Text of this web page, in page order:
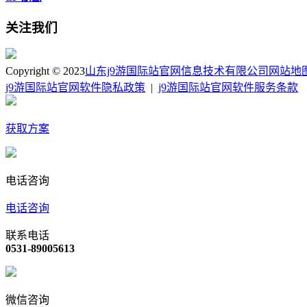
关注我们
Copyright © 2023山东j9游国际站官网信息技术有限公司 网站地
j9游国际站官网软件隐私政策
j9游国际站官网软件服务条款
获取方案
电话咨询
电话咨询
联系电话
0531-89005613
微信咨询